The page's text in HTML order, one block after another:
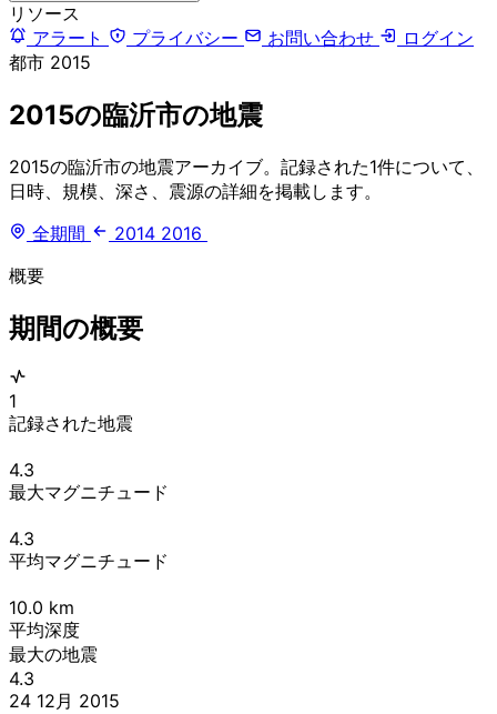
リソース
アラート
プライバシー お問い合わせ
ログイン
都市 2015
2015の臨沂市の地震
2015の臨沂市の地震アーカイブ。記録された1件について、
日時、規模、深さ、震源の詳細を掲載します。
全期間
2014 2016
概要
期間の概要
1
記録された地震
4.3
最大マグニチュード
4.3
平均マグニチュード
10.0 km
平均深度
最大の地震
4.3
24 12月 2015